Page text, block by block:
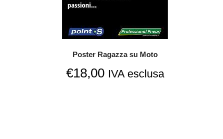
Poster Ragazza su Moto
€18,00 IVA esclusa